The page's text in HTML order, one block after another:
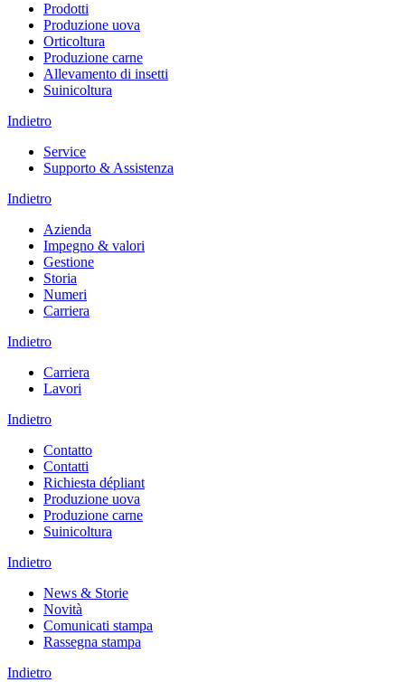
Prodotti
Produzione uova
Orticoltura
Produzione carne
Allevamento di insetti
Suinicoltura
Indietro
Service
Supporto & Assistenza
Indietro
Azienda
Impegno & valori
Gestione
Storia
Numeri
Carriera
Indietro
Carriera
Lavori
Indietro
Contatto
Contatti
Richiesta dépliant
Produzione uova
Produzione carne
Suinicoltura
Indietro
News & Storie
Novità
Comunicati stampa
Rassegna stampa
Indietro